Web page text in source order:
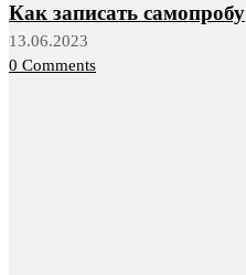
Как записать самопробу
13.06.2023
0 Comments